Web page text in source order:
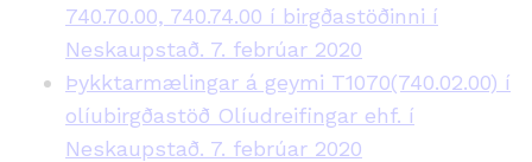
740.70.00, 740.74.00 í birgðastöðinni í
Neskaupstað. 7. febrúar 2020
Þykktarmælingar á geymi T1070(740.02.00) í
olíubirgðastöð Olíudreifingar ehf. í
Neskaupstað. 7. febrúar 2020